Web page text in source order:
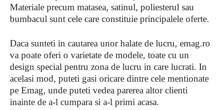
Materiale precum matasea, satinul, poliesterul sau
bumbacul sunt cele care constituie principalele oferte.
Daca sunteti in cautarea unor halate de lucru, emag.ro
va poate oferi o varietate de modele, toate cu un
design special pentru zona de lucru in care lucrati. In
acelasi mod, puteti gasi oricare dintre cele mentionate
pe Emag, unde puteti vedea parerea altor clienti
inainte de a-l cumpara si a-l primi acasa.